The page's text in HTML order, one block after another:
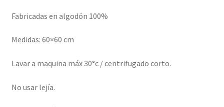
Fabricadas en algodón 100%
Medidas: 60×60 cm
Lavar a maquina máx 30°c / centrifugado corto.
No usar lejía.